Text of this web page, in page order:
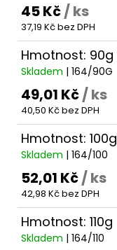
45 Kč/ ks
37,19 Kč bez DPH
Hmotnost: 90g
Skladem | 164/90G
49,01 Kč/ ks
40,50 Kč bez DPH
Hmotnost: 100g
Skladem | 164/100
52,01 Kč/ ks
42,98 Kč bez DPH
Hmotnost: 110g
Skladem | 164/110